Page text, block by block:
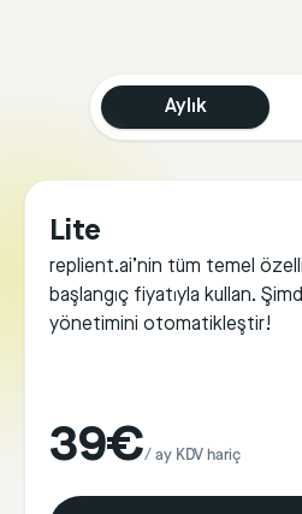
Aylık
Lite
replient.ai’nin tüm temel
başlangıç fiyatıyla kullan.
yönetimini otomatikleştir!
39€/ ay KDV hariç